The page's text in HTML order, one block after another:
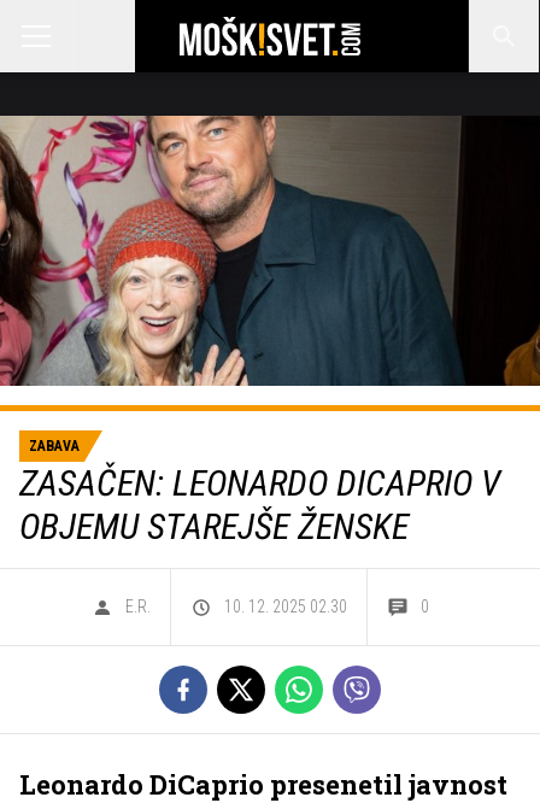
ZABAVA
ZASAČEN: LEONARDO DICAPRIO V
OBJEMU STAREJŠE ŽENSKE
E.R. 10. 12. 2025 02.30 0
Leonardo DiCaprio presenetil javnost